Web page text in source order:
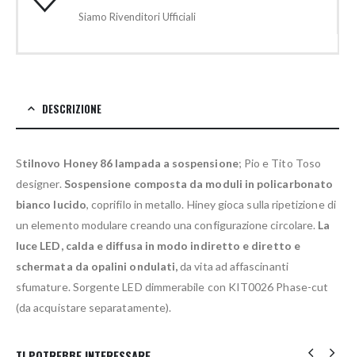
Siamo Rivenditori Ufficiali
DESCRIZIONE
Stilnovo Honey 86 lampada a sospensione; Pio e Tito Toso
designer. Sospensione composta da moduli in policarbonato
bianco lucido, coprifilo in metallo. Hiney gioca sulla ripetizione di
un elemento modulare creando una configurazione circolare. La
luce LED, calda e diffusa in modo indiretto e diretto e
schermata da opalini ondulati,da vita ad affascinanti
sfumature. Sorgente LED dimmerabile con KIT0026 Phase-cut
(da acquistare separatamente).